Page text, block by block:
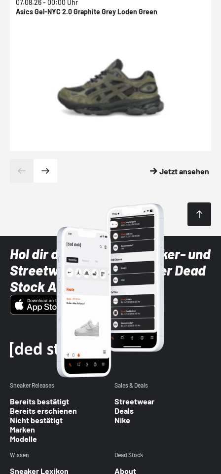
07.08.26 - 00:00 Uhr
Asics Gel-NYC 2.0 Graphite Grey Loden Green
Jetzt ansehen
Hol dir die neuesten Sneaker- und
Streetwear-Brands mit der Dead
Stock App
Sneaker Releases
Bereits bestätigt
Bereits erschienen
Nicht bestätigt
Marken
Modelle
Sales & Deals
Streetwear
Deals
Nike
Wissen
Sneaker Lexikon
Dead Stock
About